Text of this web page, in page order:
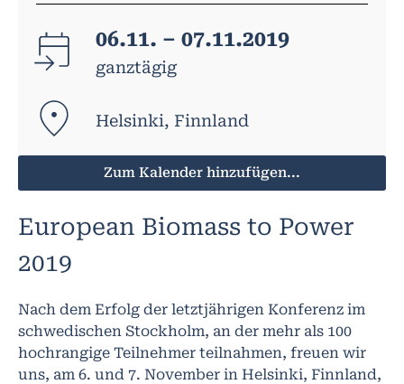
06.11. – 07.11.2019
ganztägig
Helsinki, Finnland
Zum Kalender hinzufügen...
European Biomass to Power
2019
Nach dem Erfolg der letztjährigen Konferenz im
schwedischen Stockholm, an der mehr als 100
hochrangige Teilnehmer teilnahmen, freuen wir
uns, am 6. und 7. November in Helsinki, Finnland,